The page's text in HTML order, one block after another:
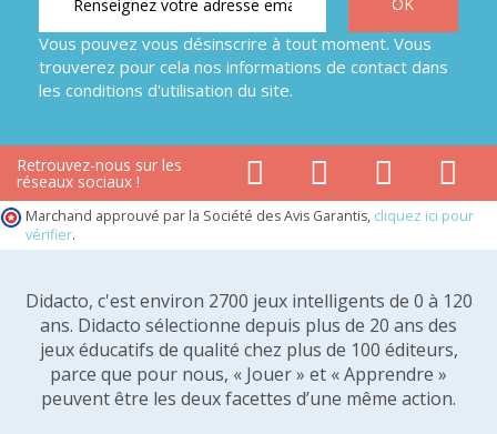
Vous pouvez vous désinscrire à tout moment. Vous
trouverez pour cela nos informations de contact dans
les conditions d'utilisation du site.
Retrouvez-nous sur les
réseaux sociaux !
Marchand approuvé par la Société des Avis Garantis, cliquez ici pour
vérifier.
Didacto, c'est environ 2700 jeux intelligents de 0 à 120
ans. Didacto sélectionne depuis plus de 20 ans des
jeux éducatifs de qualité chez plus de 100 éditeurs,
parce que pour nous, « Jouer » et « Apprendre »
peuvent être les deux facettes d’une même action.